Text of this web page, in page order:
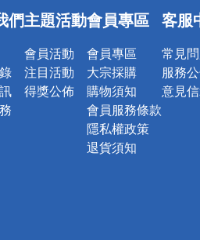
詐騙網頁！請
們主題活動
會員活動
注目活動
得獎公佈
會員專區
會員專區
大宗採購
購物須知
會員服務條款
隱私權政策
退貨須知
客服
常見
服務
意見